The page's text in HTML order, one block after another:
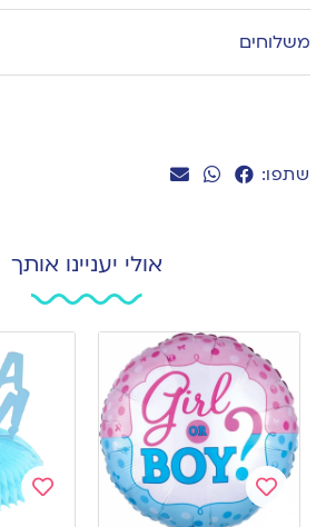
שתפו:
to
wishlist
משלוחים
אולי יעניינו אותך
Add